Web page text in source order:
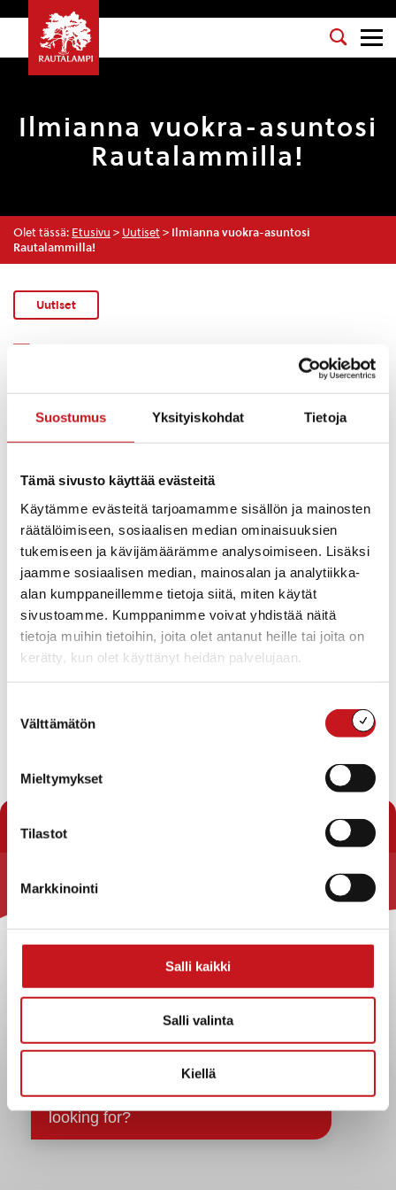
Suostumus Yksityiskohdat Tietoja
Tämä sivusto käyttää evästeitä
Käytämme evästeitä tarjoamamme sisällön ja mainosten
räätälöimiseen, sosiaalisen median ominaisuuksien
tukemiseen ja kävijämäärämme analysoimiseen. Lisäksi
jaamme sosiaalisen median, mainosalan ja analytiikka-
alan kumppaneillemme tietoja siitä, miten käytät
sivustoamme. Kumppanimme voivat yhdistää näitä
tietoja muihin tietoihin, joita olet antanut heille tai joita on
kerätty, kun olet käyttänyt heidän palvelujaan.
valinta
Välttämätön
Mieltymykset
Tilastot
Markkinointi
Salli kaikki
Salli valinta
Kiellä
Ilmianna vuokra-asuntosi
Rautalammilla!
Olet tässä: Etusivu > Uutiset > Ilmianna vuokra-asuntosi
Rautalammilla!
Uutiset
Keväällä ja kesällä on vuokra-asuntojen kysyntä on
vilkasta. Rautalammin kunta ilmoittaa myös yksityisistä
vuokra-asunnoista, joten ilmianna toki asuntosi Pirkolle.
Ota yhteys pirkko.annala@rautalampi.fi tai soita 040-
Rautalammin kunta
Yhteystiedot
Strategiat, ohjelmat, ohjeet, suunnitelmat, säännöt ja
sopimukset
Asiakirjajulkisuuskuvaus
Evästeet
Tietosuoja
Tietosuojaselosteet